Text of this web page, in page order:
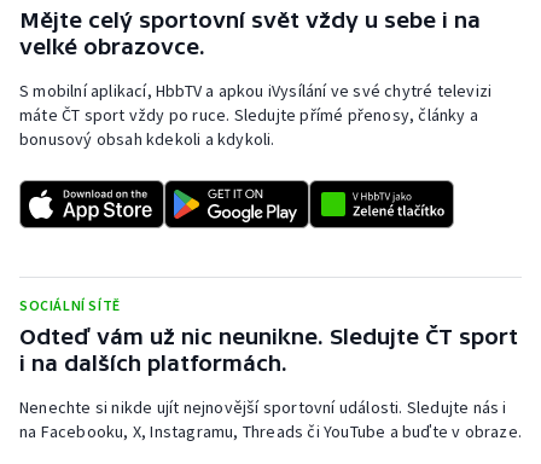
Mějte celý sportovní svět vždy u sebe i na
velké obrazovce.
S mobilní aplikací, HbbTV a apkou iVysílání ve své chytré televizi
máte ČT sport vždy po ruce. Sledujte přímé přenosy, články a
bonusový obsah kdekoli a kdykoli.
SOCIÁLNÍ SÍTĚ
Odteď vám už nic neunikne. Sledujte ČT sport
i na dalších platformách.
Nenechte si nikde ujít nejnovější sportovní události. Sledujte nás i
na Facebooku, X, Instagramu, Threads či YouTube a buďte v obraze.